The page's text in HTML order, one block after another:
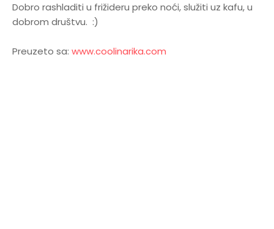
Dobro rashladiti u frižideru preko noći, služiti uz kafu, u
dobrom društvu. :)
Preuzeto sa: www.coolinarika.com